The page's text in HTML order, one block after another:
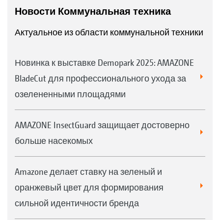
Задние светодиодные фонари комплекта
осветительного оборудования
Новости Коммунальная техника
Актуальное из области коммунальной техники
Новинка к выставке Demopark 2025: AMAZONE
BladeCut для профессионального ухода за
озелененными площадями
AMAZONE InsectGuard защищает достоверно
больше насекомых
Amazone делает ставку на зеленый и
оранжевый цвет для формирования
сильной идентичности бренда